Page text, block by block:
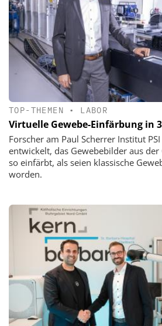
TOP-THEMEN • LABOR
Virtuelle Gewebe-Einfärbung in
Forscher am Paul Scherrer Institut
entwickelt, das Gewebebilder aus
so einfärbt, als seien klassische
worden.